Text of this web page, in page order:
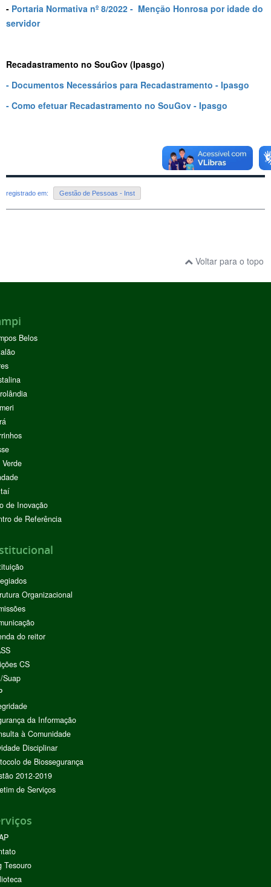
- Portaria Normativa nº 8/2022 - Menção Honrosa por idade do
servidor
Recadastramento no SouGov (Ipasgo)
- Documentos Necessários para Recadastramento - Ipasgo
- Como efetuar Recadastramento no SouGov - Ipasgo
registrado em: Gestão de Pessoas - Inst
Voltar para o topo
Belos
de Inovação
de Referência
Organizacional
do reitor
CS
Suap
da Informação
à Comunidade
Disciplinar
de Biossegurança
2012-2019
de Serviços
Tesouro